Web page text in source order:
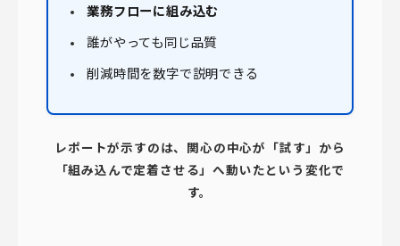
業務フローに組み込む
誰がやっても同じ品質
削減時間を数字で説明できる
レポートが示すのは、関心の中心が「試す」から
「組み込んで定着させる」へ動いたという変化で
す。